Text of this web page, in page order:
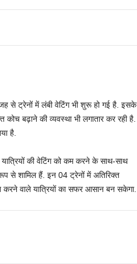
से ट्रेनों में लंबी वेट‍िंग भी शुरू हो गई है. इसके
कोच बढ़ाने की व्‍यवस्‍था भी लगातार कर रही है.
है.
की वेट‍िंग को कम करने के साथ-साथ
से शाम‍िल हैं. इन 04 ट्रेनों में अत‍िर‍िक्‍त
वाले यात्र‍ियों का सफर आसान बन सकेगा.